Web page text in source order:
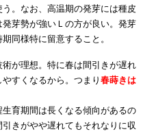
。なお、高温期の発芽には種皮
芽勢が強いＬの方が良い。発芽
同様特に留意すること。
が理想。特に春は間引きが遅れ
すくなるから。つまり 春蒔きは
育期間は長くなる傾向があるの
きがやや遅れてもそれなりに収